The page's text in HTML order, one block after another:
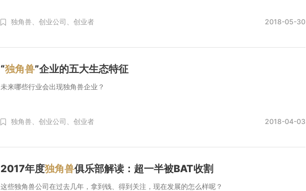
独角兽、 创业公司、 创业者 2018-05-30
“独角兽”企业的五大生态特征
未来哪些行业会出现独角兽企业？
独角兽、 创业公司、 创业者 2018-04-03
2017年度独角兽俱乐部解读：超一半被BAT收割
这些独角兽公司在过去几年，拿到钱、得到关注，现在发展的怎么样呢？